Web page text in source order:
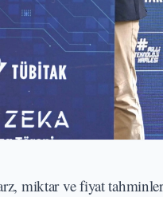
miktar ve fiyat